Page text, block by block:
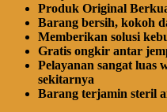
Produk Original
Barang bersih, kokoh
Memberikan solusi
Gratis ongkir antar
Pelayanan sangat luas
sekitarnya
Barang terjamin steril